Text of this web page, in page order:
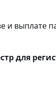
и выплате
для